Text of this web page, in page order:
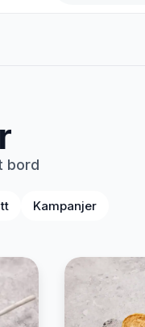
bord
Kampanjer